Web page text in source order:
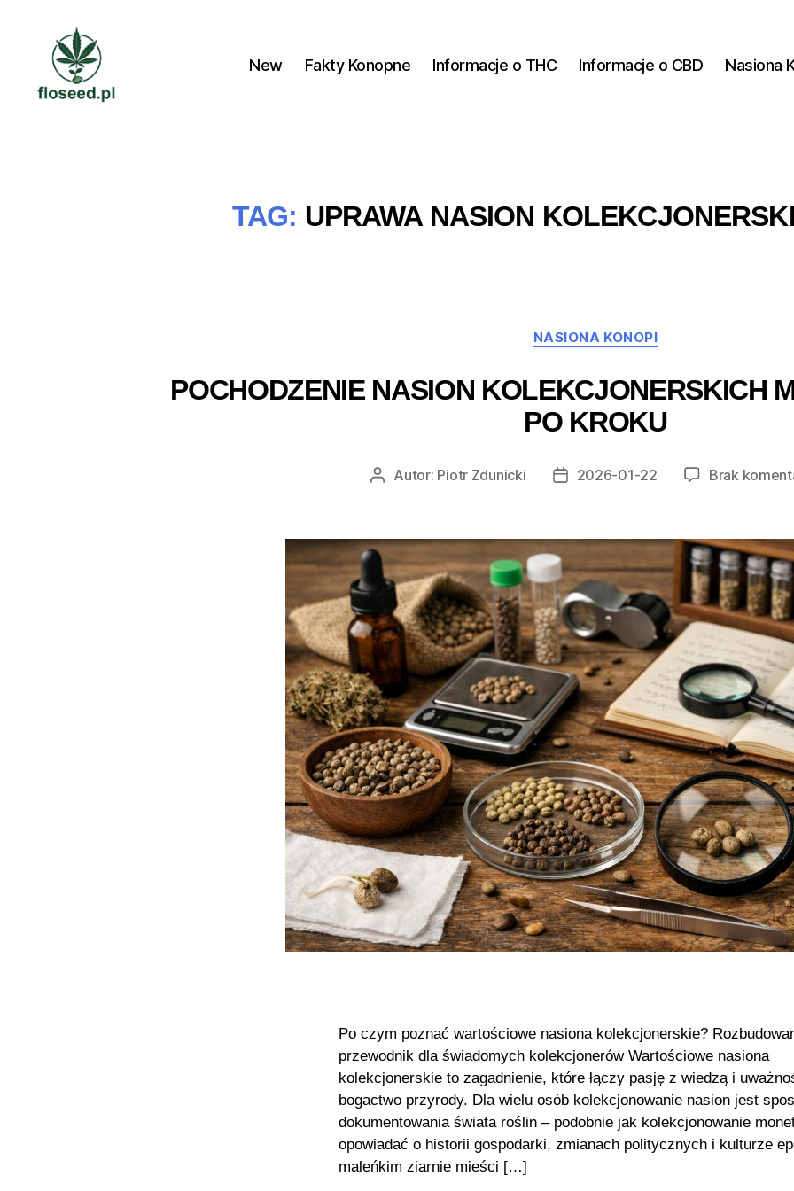
New Fakty Konopne Informacje o THC Informacje o CBD Nasiona
TAG: UPRAWA NASION
Kategorie
NASIONA KONOPI
POCHODZENIE NASION KOLEKCJONERSKICH
PO KROKU
AutorAutor: Piotr Zdunicki
Data2026-01-22 Brak
Po czym poznać wartościowe nasiona kolekcjonerskie?
przewodnik dla świadomych kolekcjonerów Wartościowe nasiona
kolekcjonerskie to zagadnienie, które łączy pasję z wiedzą i
bogactwo przyrody. Dla wielu osób kolekcjonowanie nasion jest
dokumentowania świata roślin – podobnie jak kolekcjonowanie
opowiadać o historii gospodarki, zmianach politycznych i kulturze
maleńkim ziarnie mieści […]